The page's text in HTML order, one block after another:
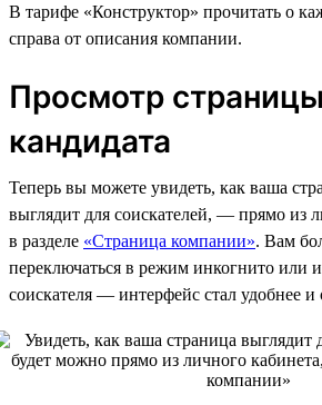
В тарифе «Конструктор» прочитать о
справа от описания компании.
Просмотр
кандидата
Теперь вы можете увидеть, как ваша
выглядит для соискателей, — прямо из
в разделе «Страница компании». Вам
переключаться в режим инкогнито или
соискателя — интерфейс стал удобнее и